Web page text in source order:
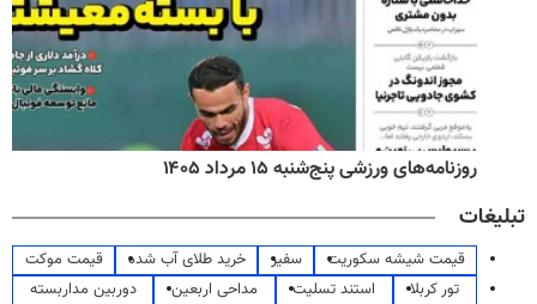
روزنامه‌های ورزشی پنج‌شنبه ۱۵ مرداد ۱۴۰۵
تبلیغات
قیمت شیشه سکوریت سفیر خرید طلای آب شده
قیمت موکت
تور کربلا
استند تسلیت مداحی اربعین
دوربین مداربسته